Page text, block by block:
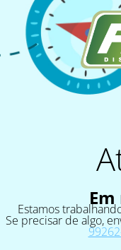
Estamos
Se precisar de algo,